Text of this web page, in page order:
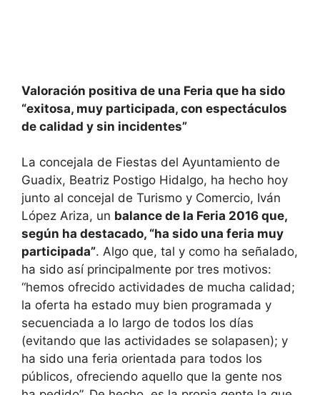
Valoración positiva de una Feria que ha sido
“exitosa, muy participada, con espectáculos
de calidad y sin incidentes”
La concejala de Fiestas del Ayuntamiento de
Guadix, Beatriz Postigo Hidalgo, ha hecho hoy
junto al concejal de Turismo y Comercio, Iván
López Ariza, un balance de la Feria 2016 que,
según ha destacado, “ha sido una feria muy
participada”. Algo que, tal y como ha señalado,
ha sido así principalmente por tres motivos:
“hemos ofrecido actividades de mucha calidad;
la oferta ha estado muy bien programada y
secuenciada a lo largo de todos los días
(evitando que las actividades se solapasen); y
ha sido una feria orientada para todos los
públicos, ofreciendo aquello que la gente nos